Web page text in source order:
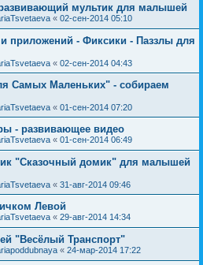
мультик для малышей
« 02-сен-2014 05:10
приложений - Фиксики - Паззлы для
« 02-сен-2014 04:43
Самых Маленьких" - собираем
« 01-сен-2014 07:20
- развивающее видео
« 01-сен-2014 06:49
"Сказочный домик" для малышей
« 31-авг-2014 09:46
Левой
« 29-авг-2014 14:34
"Весёлый Транспорт"
« 24-мар-2014 17:22